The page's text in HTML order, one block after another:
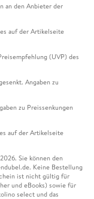
an den Anbieter der
auf der Artikelseite
(UVP) des
Angaben zu
zu Preissenkungen
auf der Artikelseite
Sie können den
Keine Bestellung
ist nicht gültig für
und eBooks) sowie für
select und das